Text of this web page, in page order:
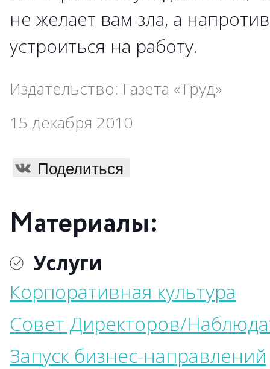
не желает вам зла, а
устроиться на работу.
Издательство: Газета «Труд»
15 декабря 2010
Поделиться
Материалы:
Услуги
Корпоративная культура
Совет Директоров/
Запуск бизнес-направлений